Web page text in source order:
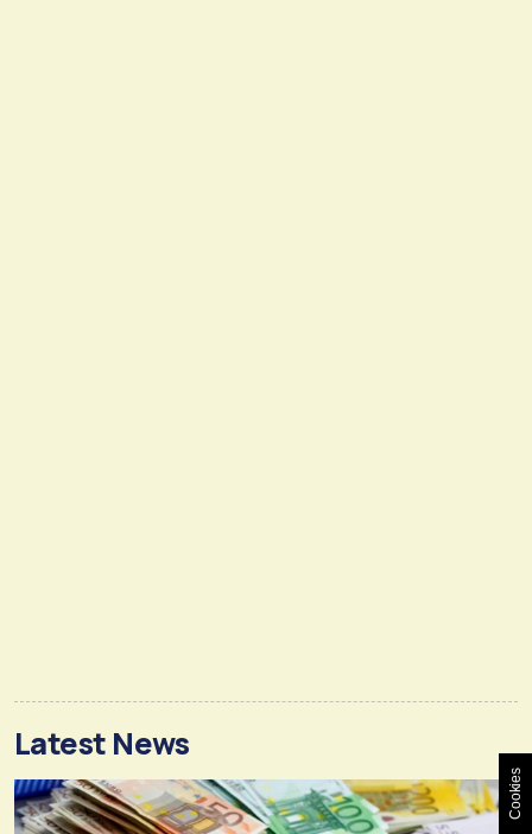
Latest News
Cookies